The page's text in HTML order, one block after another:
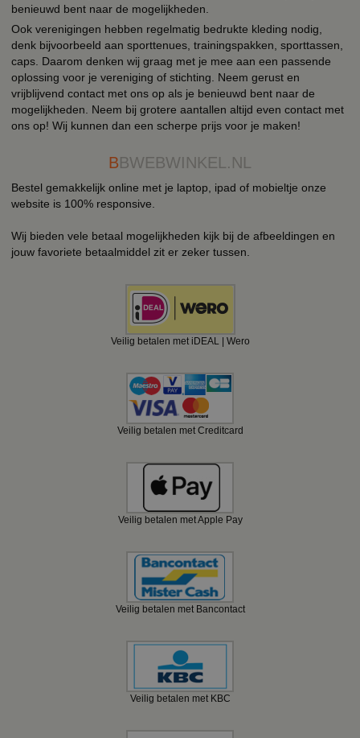
benieuwd bent naar de mogelijkheden.
Ook verenigingen hebben regelmatig bedrukte kleding nodig,
denk bijvoorbeeld aan sporttenues, trainingspakken, sporttassen,
caps. Daarom denken wij graag met je mee aan een passende
oplossing voor je vereniging of stichting. Neem gerust en
vrijblijvend contact met ons op als je benieuwd bent naar de
mogelijkheden. Neem bij grotere aantallen altijd even contact met
ons op! Wij kunnen dan een scherpe prijs voor je maken!
BBWEBWINKEL.NL
Bestel gemakkelijk online met je laptop, ipad of mobieltje onze
website is 100% responsive.
Wij bieden vele betaal mogelijkheden kijk bij de afbeeldingen en
jouw favoriete betaalmiddel zit er zeker tussen.
Veilig betalen met iDEAL | Wero
Veilig betalen met Creditcard
Veilig betalen met Apple Pay
Veilig betalen met Bancontact
Veilig betalen met KBC